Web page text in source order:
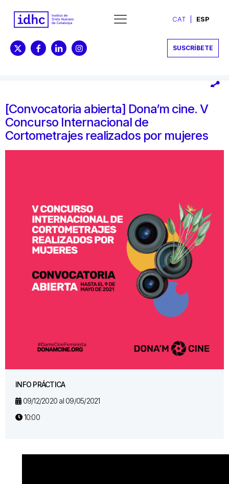
CAT ESP
SUSCRÍBETE
[Convocatoria abierta] Dona’m cine. V
Concurso Internacional de
Cortometrajes realizados por mujeres
INFO PRÁCTICA
09/12/2020 al 09/05/2021
10:00